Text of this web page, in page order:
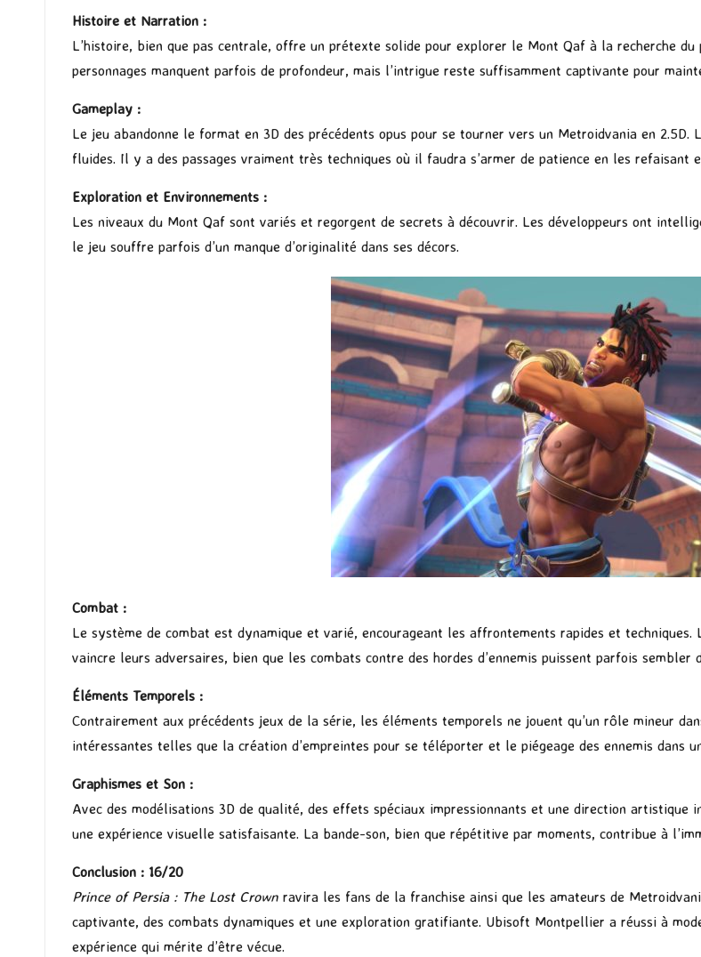
Histoire et Narration :
L’histoire, bien que pas centrale, offre un prétexte solide pour explorer le Mont Qaf à la recherche du
personnages manquent parfois de profondeur, mais l’intrigue reste suffisamment captivante pour
Gameplay :
Le jeu abandonne le format en 3D des précédents opus pour se tourner vers un Metroidvania en
fluides. Il y a des passages vraiment très techniques où il faudra s’armer de patience en les refaisant
Exploration et Environnements :
Les niveaux du Mont Qaf sont variés et regorgent de secrets à découvrir. Les développeurs ont
le jeu souffre parfois d’un manque d’originalité dans ses décors.
Combat :
Le système de combat est dynamique et varié, encourageant les affrontements rapides et
vaincre leurs adversaires, bien que les combats contre des hordes d’ennemis puissent parfois sembler
Éléments Temporels :
Contrairement aux précédents jeux de la série, les éléments temporels ne jouent qu’un rôle mineur
intéressantes telles que la création d’empreintes pour se téléporter et le piégeage des ennemis dans
Graphismes et Son :
Avec des modélisations 3D de qualité, des effets spéciaux impressionnants et une direction artistique
une expérience visuelle satisfaisante. La bande-son, bien que répétitive par moments, contribue à
Conclusion : 16/20
Prince of Persia : The Lost Crown ravira les fans de la franchise ainsi que les amateurs de
captivante, des combats dynamiques et une exploration gratifiante. Ubisoft Montpellier a réussi à
expérience qui mérite d’être vécue.